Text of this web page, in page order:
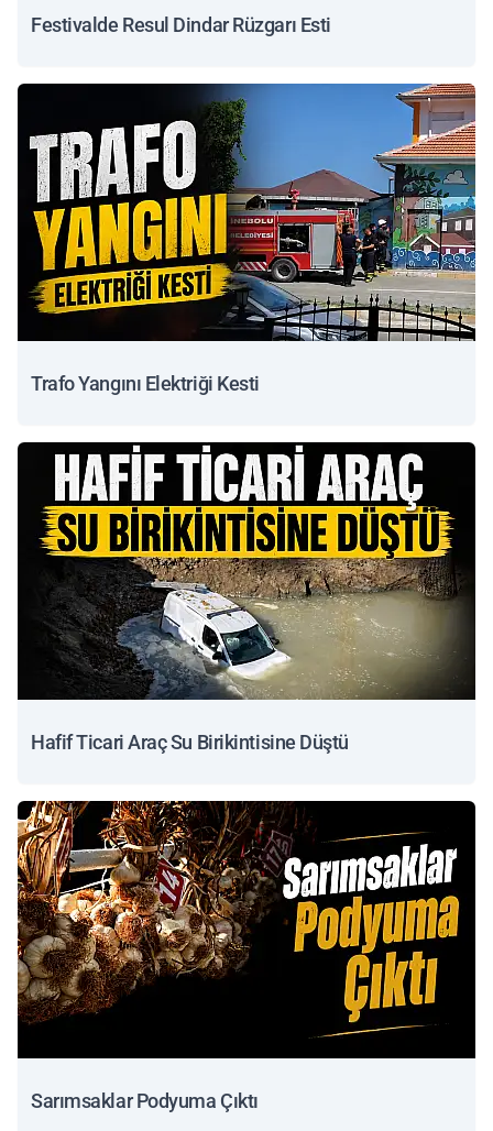
Festivalde Resul Dindar Rüzgarı Esti
Trafo Yangını Elektriği Kesti
Hafif Ticari Araç Su Birikintisine Düştü
Sarımsaklar Podyuma Çıktı